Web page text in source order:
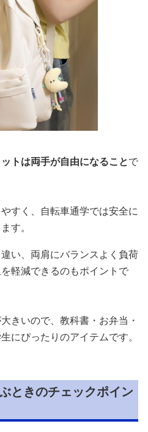
トは両手が自由になることで
すく、自転車通学では安全に
す。
い、両肩にバランスよく負荷
軽減できるのもポイントで
きいので、教科書・お弁当・
にぴったりのアイテムです。
ときのチェックポイン